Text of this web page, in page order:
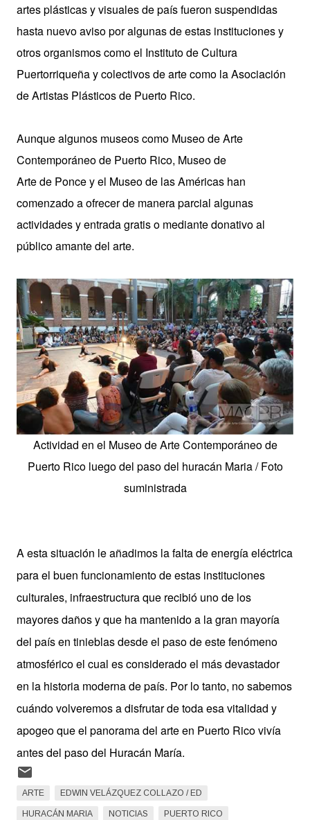
artes plásticas y visuales de país fueron suspendidas
hasta nuevo aviso por algunas de estas instituciones y
otros organismos como el Instituto de Cultura
Puertorriqueña y colectivos de arte como la Asociación
de Artistas Plásticos de Puerto Rico.
Aunque algunos museos como Museo de Arte
Contemporáneo de Puerto Rico, Museo de
Arte de Ponce y el Museo de las Américas han
comenzado a ofrecer de manera parcial algunas
actividades y entrada gratis o mediante donativo al
público amante del arte.
Actividad en el Museo de Arte Contemporáneo de
Puerto Rico luego del paso del huracán Maria / Foto
suministrada
A esta situación le añadimos la falta de energía eléctrica
para el buen funcionamiento de estas instituciones
culturales, infraestructura que recibió uno de los
mayores daños y que ha mantenido a la gran mayoría
del país en tinieblas desde el paso de este fenómeno
atmosférico el cual es considerado el más devastador
en la historia moderna de país. Por lo tanto, no sabemos
cuándo volveremos a disfrutar de toda esa vitalidad y
apogeo queel panorama del arte en Puerto Rico vivía
antes del paso del Huracán María.
ARTE EDWIN VELÁZQUEZ COLLAZO / ED
HURACÁN MARIA NOTICIAS PUERTO RICO